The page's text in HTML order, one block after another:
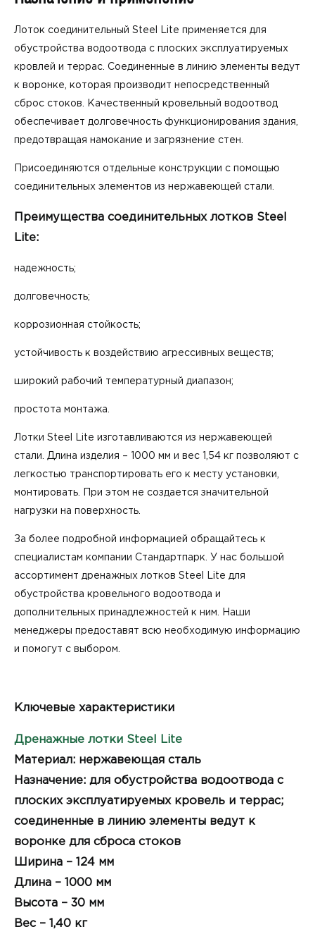
Лоток соединительный Steel Lite применяется для
обустройства водоотвода с плоских эксплуатируемых
кровлей и террас. Соединенные в линию элементы ведут
к воронке, которая производит непосредственный
сброс стоков. Качественный кровельный водоотвод
обеспечивает долговечность функционирования здания,
предотвращая намокание и загрязнение стен.
Присоединяются отдельные конструкции с помощью
соединительных элементов из нержавеющей стали.
Преимущества соединительных лотков Steel
Lite:
надежность;
долговечность;
коррозионная стойкость;
устойчивость к воздействию агрессивных веществ;
широкий рабочий температурный диапазон;
простота монтажа.
Лотки Steel Lite изготавливаются из нержавеющей
стали. Длина изделия – 1000 мм и вес 1,54 кг позволяют с
легкостью транспортировать его к месту установки,
монтировать. При этом не создается значительной
нагрузки на поверхность.
За более подробной информацией обращайтесь к
специалистам компании Стандартпарк. У нас большой
ассортимент дренажных лотков Steel Lite для
обустройства кровельного водоотвода и
дополнительных принадлежностей к ним. Наши
менеджеры предоставят всю необходимую информацию
и помогут с выбором.
Ключевые характеристики
Дренажные лотки Steel Lite
Материал: нержавеющая сталь
Назначение: для обустройства водоотвода с
плоских эксплуатируемых кровель и террас;
соединенные в линию элементы ведут к
воронке для сброса стоков
Ширина – 124 мм
Длина – 1000 мм
Высота – 30 мм
Вес – 1,40 кг